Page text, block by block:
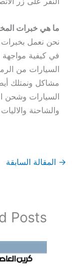
ما هي خبرات
نحن نعمل بخبرات
في كيفية
السيارات من
مشاكل ونمتلك
السيارات وشحن
والشاحنة والاليات
→ المقالة السابقة
Posts